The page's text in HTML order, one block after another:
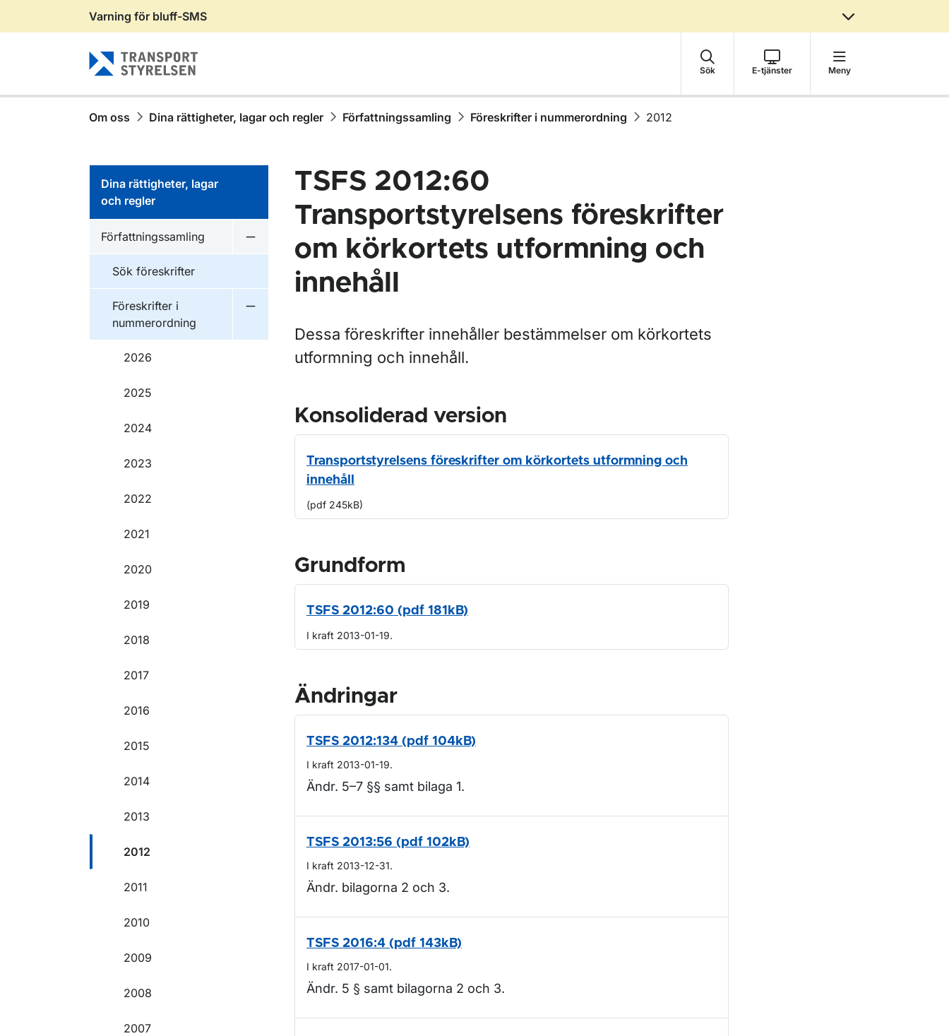
Gå till sidans innehåll
Varning för bluff-SMS
Sök E-tjänster Meny
Om oss Dina rättigheter, lagar och regler Författningssamling Föreskrifter i nummerordning 2012
Dina rättigheter, lagar
och regler
Författningssamling
Undermeny för Författningssamling
Sök föreskrifter
Föreskrifter i
nummerordning
2026
2025
2024
2023
2022
2021
2020
2019
2018
2017
2016
2015
2014
2013
2012
2011
2010
2009
2008
2007
TSFS 2012:60
Transportstyrelsens föreskrifter
om körkortets utformning och
innehåll
Dessa föreskrifter innehåller bestämmelser om körkortets
utformning och innehåll.
Konsoliderad version
Transportstyrelsens föreskrifter om körkortets utformning och
innehåll
(pdf 245kB)
Grundform
TSFS 2012:60 (pdf 181kB)
I kraft 2013-01-19.
Ändringar
TSFS 2012:134 (pdf 104kB)
I kraft 2013-01-19.
Ändr. 5–7 §§ samt bilaga 1.
TSFS 2013:56 (pdf 102kB)
I kraft 2013-12-31.
Ändr. bilagorna 2 och 3.
TSFS 2016:4 (pdf 143kB)
I kraft 2017-01-01.
Ändr. 5 § samt bilagorna 2 och 3.